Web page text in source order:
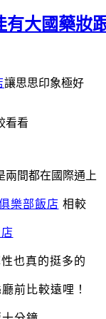
大國藥妝
讓思思印象極好
看看
兩間都在國際通上
樂部飯店 相較
也真的挺多的
前比較遠哩！